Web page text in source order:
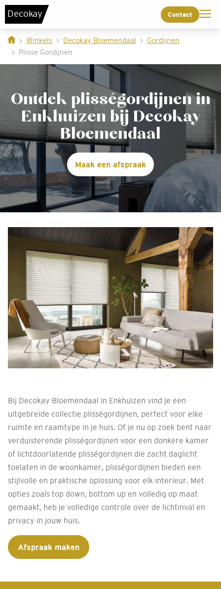
Decokay Contact
Winkels Decokay Bloemendaal
Gordijnen
Plisse Gordijnen
Ontdek plisségordijnen in
Enkhuizen bij Decokay
Bloemendaal
Maak een afspraak
Bij Decokay Bloemendaal in Enkhuizen vind je een
uitgebreide collectie plisségordijnen, perfect voor elke
ruimte en raamtype in je huis. Of je nu op zoek bent naar
verduisterende plisségordijnen voor een donkere kamer
of lichtdoorlatende plisségordijnen die zacht daglicht
toelaten in de woonkamer, plisségordijnen bieden een
stijlvolle en praktische oplossing voor elk interieur. Met
opties zoals top down, bottom up en volledig op maat
gemaakt, heb je volledige controle over de lichtinval en
privacy in jouw huis.
Afspraak maken